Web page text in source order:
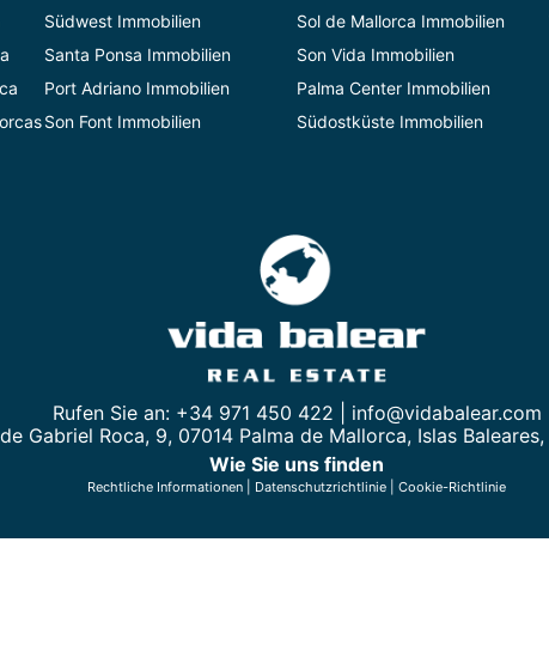
Südwest Immobilien
Santa Ponsa Immobilien
Port Adriano Immobilien
Son Font Immobilien
Sol de Mallorca Immobilien
Son Vida Immobilien
Palma Center Immobilien
Südostküste Immobilien
Rufen Sie an: +34 971 450 422 | info@vidabalear.com
Gabriel Roca, 9, 07014 Palma de Mallorca, Islas
Wie Sie uns finden
Rechtliche Informationen Datenschutzrichtlinie Cookie-Richtlinie